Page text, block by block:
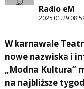
Radio eM
2026.01.29
W karnawale
nowe nazwiska i
„Modna Kultura”
na najbliższe